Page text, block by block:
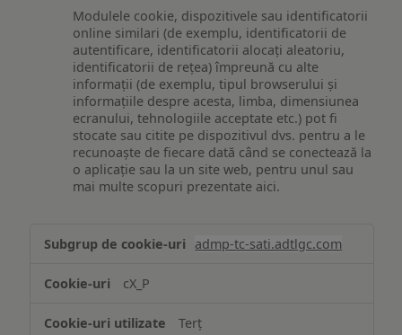
Modulele cookie, dispozitivele sau identificatorii
online similari (de exemplu, identificatorii de
autentificare, identificatorii alocați aleatoriu,
identificatorii de rețea) împreună cu alte
informații (de exemplu, tipul browserului și
informațiile despre acesta, limba, dimensiunea
ecranului, tehnologiile acceptate etc.) pot fi
stocate sau citite pe dispozitivul dvs. pentru a le
recunoaște de fiecare dată când se conectează la
o aplicație sau la un site web, pentru unul sau
mai multe scopuri prezentate aici.
și/sau
informațiilor
admp-tc-sati.adtlgc.com
cX_P
Terț